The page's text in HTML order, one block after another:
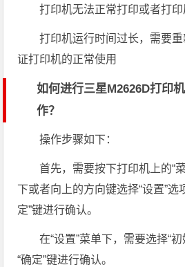
打印机无法正常打印或者打
打印机运行时间过长，需要
证打印机的正常使用
如何进行三星M2626D打印
作？
操作步骤如下：
首先，需要按下打印机上的“
下或者向上的方向键选择“设置”选
定”键进行确认。
在“设置”菜单下，需要选择“
“确定”键进行确认。